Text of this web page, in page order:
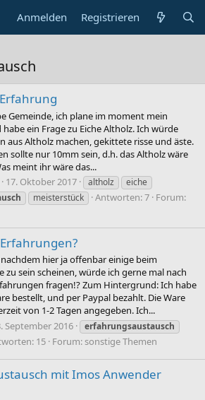
Anmelden Registrieren
Gemeinde, ich plane im moment mein
ein Frage zu Eiche Altholz. Ich würde
aus Altholz machen, gekittete risse und äste.
sollte nur 10mm sein, d.h. das Altholz wäre
meint ihr wäre das...
17. Oktober 2017 altholz
eiche
meisterstück Antworten: 7 Forum:
hier ja offenbar einige beim
zu sein scheinen, würde ich gerne mal nach
fragen!? Zum Hintergrund: Ich habe
bestellt, und per Paypal bezahlt. Die Ware
von 1-2 Tagen angegeben. Ich...
September 2016
erfahrungsaustausch
15 Forum:sonstige Themen
mit Imos Anwender